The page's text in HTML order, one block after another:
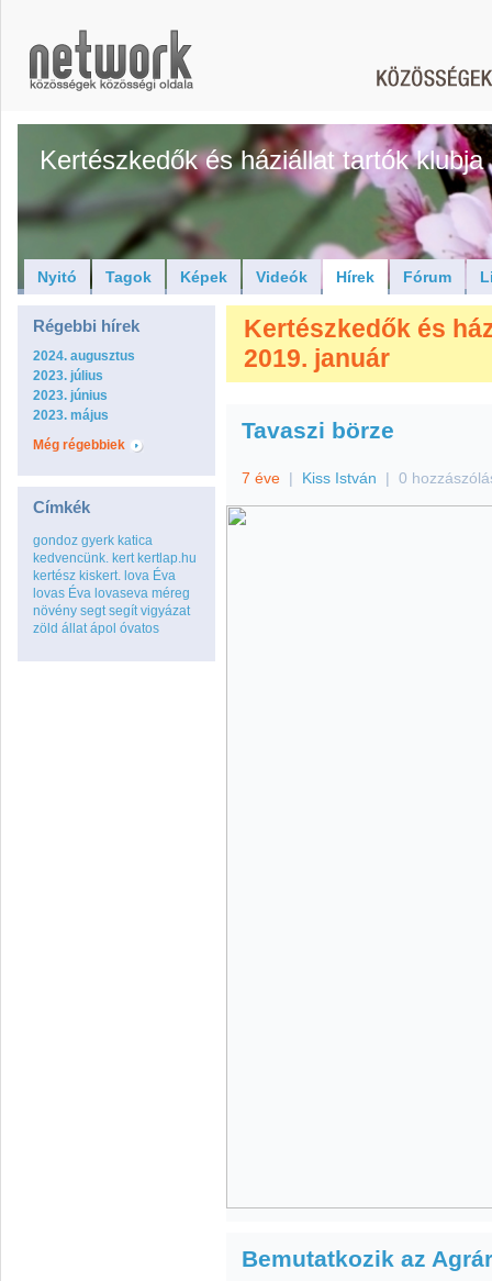
Kertészkedők és háziállat tartók klubja
Nyitó Tagok Képek Videók Hírek Fórum
Régebbi hírek
2024. augusztus
2023. július
2023. június
2023. május
Még régebbiek
Címkék
gondoz gyerk katica
kedvencünk. kert kertlap.hu
kertész kiskert. lova Éva
lovas Éva lovaseva méreg
növény segt segít vigyázat
zöld állat ápol óvatos
Kertészkedők és
2019. január
Tavaszi börze
7 éve | Kiss István | 0
Bemutatkozik az